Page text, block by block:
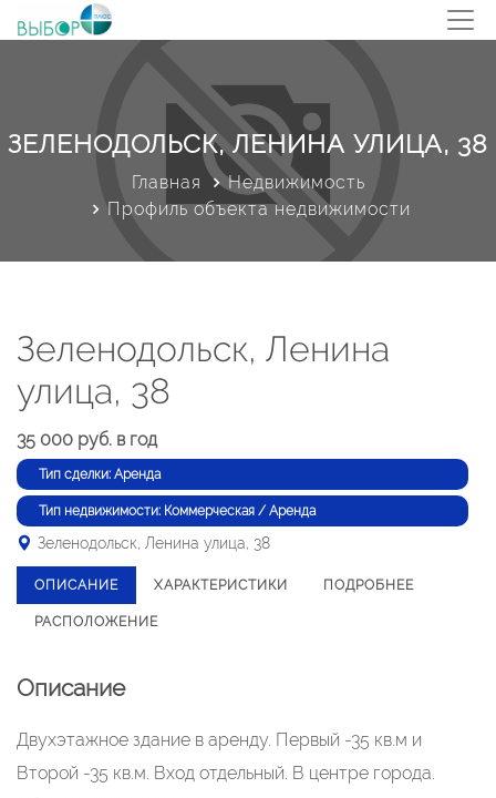
ЗЕЛЕНОДОЛЬСК, ЛЕНИНА УЛИЦА, 38
Главная
Недвижимость
Профиль объекта недвижимости
Зеленодольск, Ленина
улица, 38
35 000 руб. в год
Тип сделки: Аренда
Тип недвижимости: Коммерческая / Аренда
Зеленодольск, Ленина улица, 38
ОПИСАНИЕ ХАРАКТЕРИСТИКИ ПОДРОБНЕЕ
РАСПОЛОЖЕНИЕ
Описание
Двухэтажное здание в аренду. Первый -35 кв.м и
Второй -35 кв.м. Вход отдельный. В центре города.